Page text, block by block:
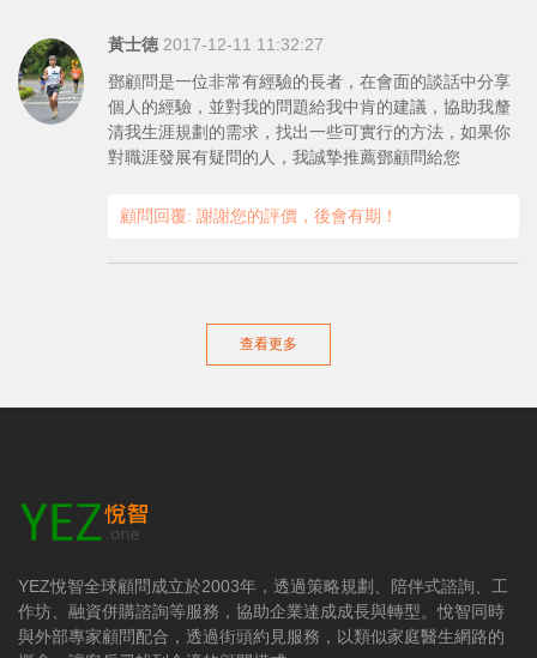
黃士徳 2017-12-11 11:32:27
鄧顧問是一位非常有經驗的長者，在會面的談話中分享
個人的經驗，並對我的問題給我中肯的建議，協助我釐
清我生涯規劃的需求，找出一些可實行的方法，如果你
對職涯發展有疑問的人，我誠摯推薦鄧顧問給您
顧問回覆: 謝謝您的評價，後會有期！
查看更多
YEZ悅智全球顧問成立於2003年，透過策略規劃、陪伴式諮詢、工
作坊、融資併購諮詢等服務，協助企業達成成長與轉型。悅智同時
與外部專家顧問配合，透過街頭約見服務，以類似家庭醫生網路的